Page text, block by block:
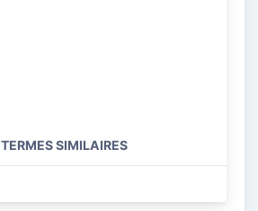
TERMES SIMILAIRES